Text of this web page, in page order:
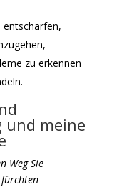
zu erkennen
und meine
Weg Sie